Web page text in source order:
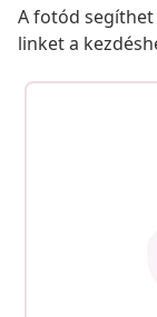
A fotód segíthet
linket a